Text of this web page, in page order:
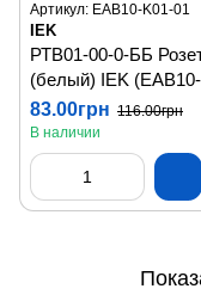
Артикул: EAB10-K01-01
IEK
РТВ01-00-0-ББ
(белый) IEK
83.00грн 116.00грн
В наличии